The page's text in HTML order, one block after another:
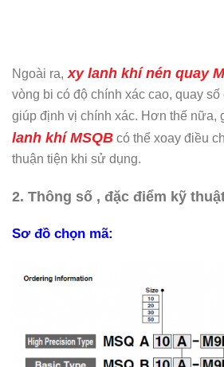
Ngoài ra, xy lanh khí nén quay
vòng bi có độ chính xác cao, quay
giúp định vị chính xác. Hơn thế nữa,
lanh khí MSQB có thể xoay điều
thuận tiện khi sử dụng.
2. Thông số , đặc điểm kỹ
Sơ đồ chọn mã: